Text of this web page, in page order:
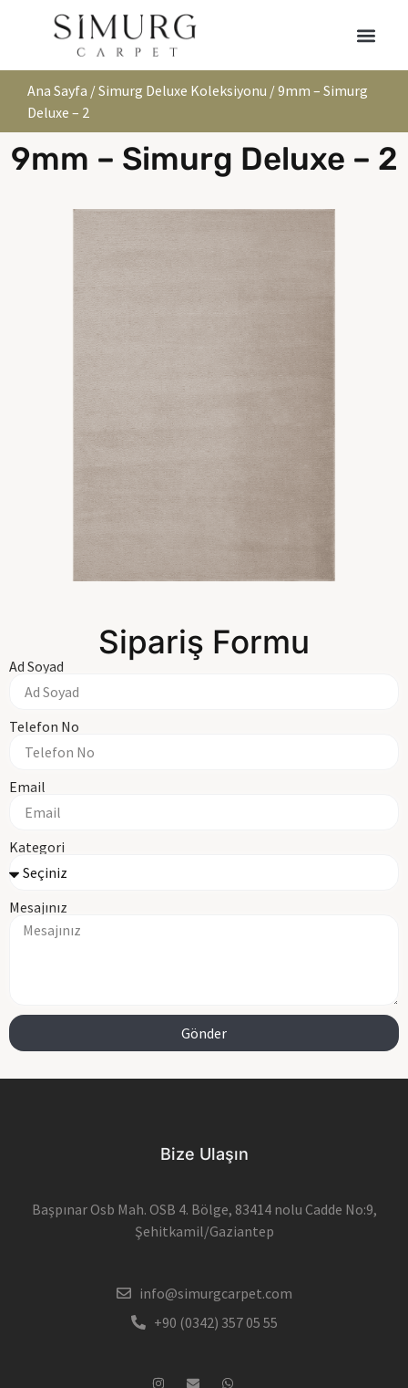
Ana Sayfa /Simurg Deluxe Koleksiyonu / 9mm – Simurg
Deluxe – 2
9mm – Simurg Deluxe – 2
Sipariş Formu
Ad Soyad
Telefon No
Email
Kategori
Mesajınız
Gönder
Bize Ulaşın
Başpınar Osb Mah. OSB 4. Bölge, 83414 nolu Cadde No:9,
Şehitkamil/Gaziantep
info@simurgcarpet.com
+90 (0342) 357 05 55